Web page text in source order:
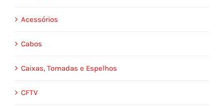
Acessórios
Cabos
Caixas, Tomadas e Espelhos
CFTV